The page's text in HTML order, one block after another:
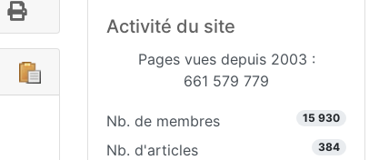
Activité du site
Pages vues depuis 2003 :
661 579 779
Nb. de membres 15 930
Nb. d'articles 384